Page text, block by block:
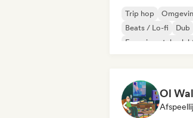
Trip hop
Beats / Lo-fi
Dub
Experimentele